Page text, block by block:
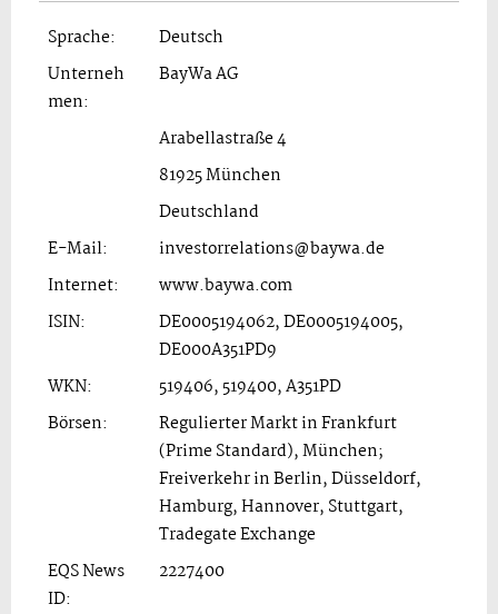
Sprache:
Deutsch
Unterneh
men:
BayWa AG
Arabellastraße 4
81925 München
Deutschland
E-Mail:
investorrelations@baywa.de
Internet:
www.baywa.com
ISIN:
DE0005194062, DE0005194005,
DE000A351PD9
WKN:
519406, 519400, A351PD
Börsen:
Regulierter Markt in Frankfurt
(Prime Standard), München;
Freiverkehr in Berlin, Düsseldorf,
Hamburg, Hannover, Stuttgart,
Tradegate Exchange
EQS News
ID:
2227400